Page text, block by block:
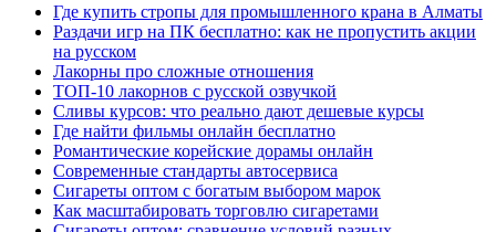
Где купить стропы для промышленного крана в Алматы
Раздачи игр на ПК бесплатно: как не пропустить акции
на русском
Лакорны про сложные отношения
ТОП-10 лакорнов с русской озвучкой
Сливы курсов: что реально дают дешевые курсы
Где найти фильмы онлайн бесплатно
Романтические корейские дорамы онлайн
Современные стандарты автосервиса
Сигареты оптом с богатым выбором марок
Как масштабировать торговлю сигаретами